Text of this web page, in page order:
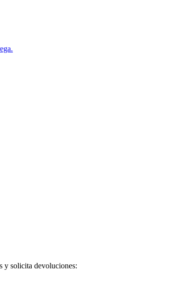
y solicita devoluciones: